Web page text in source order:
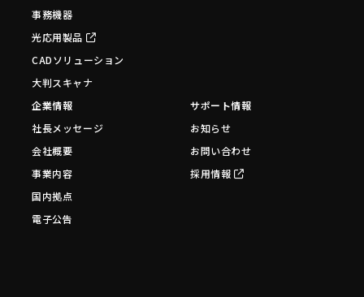
事務機器
光応用製品
CADソリューション
大判スキャナ
企業情報
社長メッセージ
会社概要
事業内容
国内拠点
電子公告
サポート情報
お知らせ
お問い合わせ
採用情報